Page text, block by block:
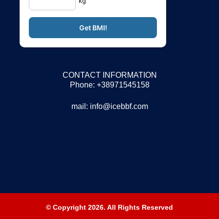
CONTACT INFORMATION
Phone: +38971545158
mail: info@icebbf.com
© Copyright 2026. All Rights Reserved